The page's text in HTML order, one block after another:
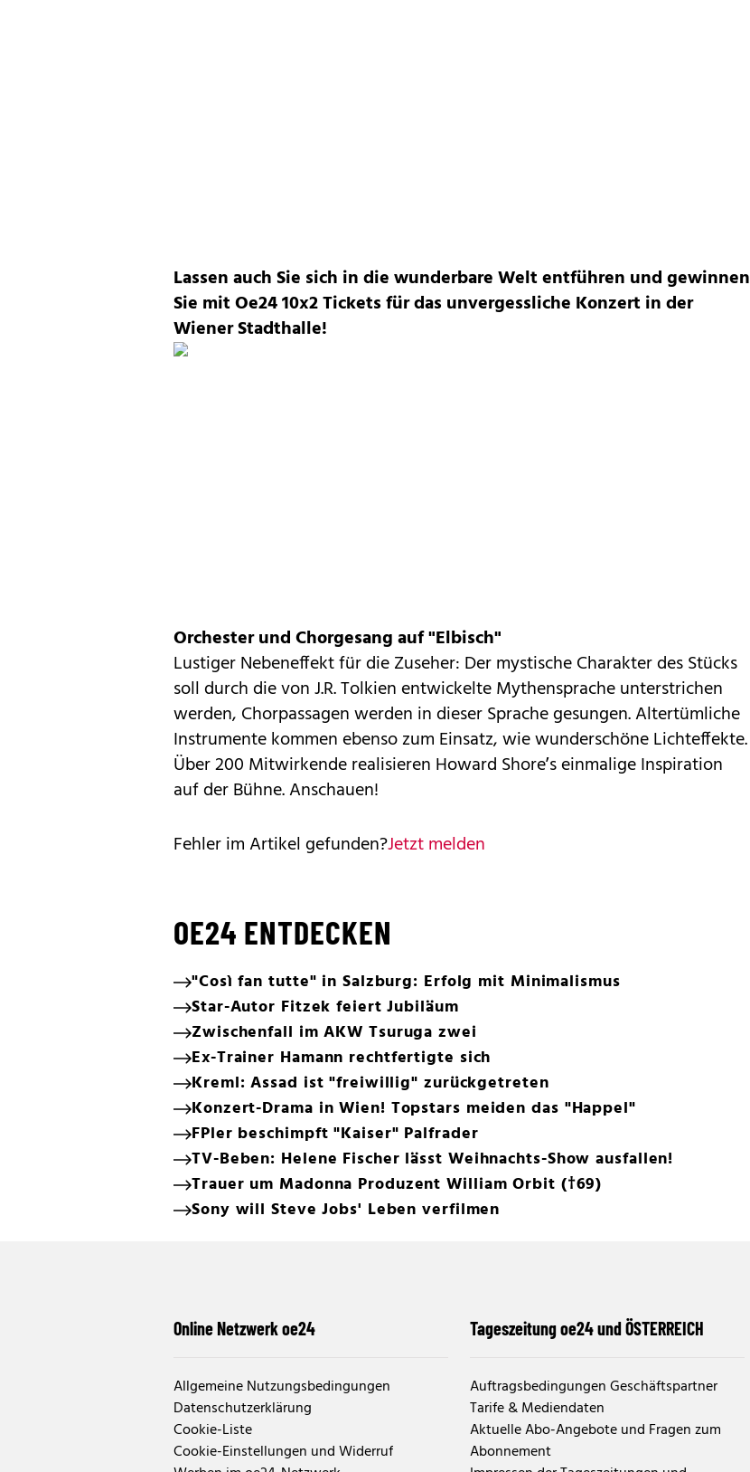
Lassen auch Sie sich in die wunderbare Welt entführen und gewinnen
Sie mit Oe24 10x2 Tickets für das unvergessliche Konzert in der
Wiener Stadthalle!
Orchester und Chorgesang auf "Elbisch"
Lustiger Nebeneffekt für die Zuseher: Der mystische Charakter des Stücks
soll durch die von J.R. Tolkien entwickelte Mythensprache unterstrichen
werden, Chorpassagen werden in dieser Sprache gesungen. Altertümliche
Instrumente kommen ebenso zum Einsatz, wie wunderschöne Lichteffekte.
Über 200 Mitwirkende realisieren Howard Shore’s einmalige Inspiration
auf der Bühne. Anschauen!
Fehler im Artikel gefunden?Jetzt melden
OE24 ENTDECKEN
"Così fan tutte" in Salzburg: Erfolg mit Minimalismus
Star-Autor Fitzek feiert Jubiläum
Zwischenfall im AKW Tsuruga zwei
Ex-Trainer Hamann rechtfertigte sich
Kreml: Assad ist "freiwillig" zurückgetreten
Konzert-Drama in Wien! Topstars meiden das "Happel"
FPler beschimpft "Kaiser" Palfrader
TV-Beben: Helene Fischer lässt Weihnachts-Show ausfallen!
Trauer um Madonna Produzent William Orbit (†69)
Sony will Steve Jobs' Leben verfilmen
Online Netzwerk oe24
Allgemeine Nutzungsbedingungen
Datenschutzerklärung
Cookie-Liste
Cookie-Einstellungen und Widerruf
Tageszeitung oe24 und ÖSTERREICH
Auftragsbedingungen Geschäftspartner
Tarife & Mediendaten
Aktuelle Abo-Angebote und Fragen zum
Abonnement